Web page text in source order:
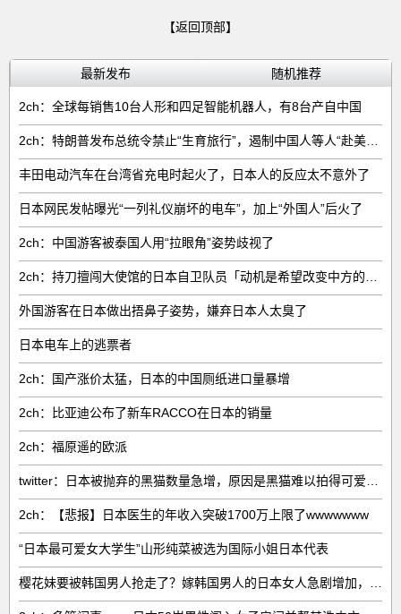
【返回顶部】
最新发布 随机推荐
2ch：全球每销售‌10台人形和四足智能机器人‌，有‌8台‌产自中国
丰田电动汽车在台湾省充电时起火了，日本人的反应太不意外了
日本网民发帖曝光“一列礼仪崩坏的电车”，加上“外国人”后火了
2ch：中国游客被泰国人用“拉眼角”姿势歧视了
外国游客在日本做出捂鼻子姿势，嫌弃日本人太臭了
日本电车上的逃票者
2ch：国产涨价太猛，日本的中国厕纸进口量暴增
2ch：比亚迪公布了新车RACCO在日本的销量
2ch：福原遥的欧派
2ch：【悲报】日本医生的年收入突破1700万上限了wwwwwww
“日本最可爱女大学生”山形纯菜被选为国际小姐日本代表